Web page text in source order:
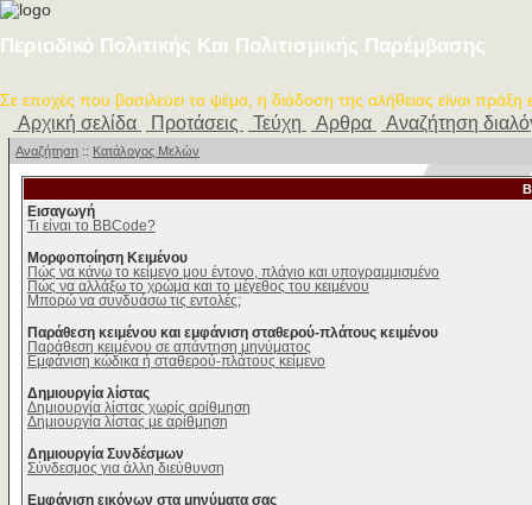
Περιοδικό Πολιτικής Και Πολιτισμικής Παρέμβασης
Σε εποχές που βασιλεύει το ψέμα, η διάδοση της αλήθειας είναι πράξη
Αρχική σελίδα Προτάσεις Τεύχη Αρθρα Αναζήτηση
Αναζήτηση :: Κατάλογος Μελών
Εισαγωγή
Τι είναι το BBCode?
Μορφοποίηση Κειμένου
Πώς να κάνω το κείμενο μου έντονο, πλάγιο και υπογραμμισμένο
Πώς να αλλάξω το χρώμα και το μέγεθος του κειμένου
Μπορώ να συνδυάσω τις εντολές;
Παράθεση κειμένου και εμφάνιση σταθερού-πλάτους κειμένου
Παράθεση κειμένου σε απάντηση μηνύματος
Εμφάνιση κώδικα ή σταθερού-πλάτους κείμενο
Δημιουργία λίστας
Δημιουργία λίστας χωρίς αρίθμηση
Δημιουργία λίστας με αρίθμηση
Δημιουργία Συνδέσμων
Σύνδεσμος για άλλη διεύθυνση
Εμφάνιση εικόνων στα μηνύματα σας